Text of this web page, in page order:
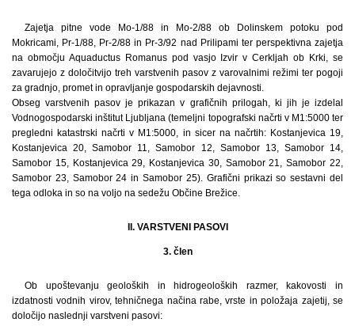
Zajetja pitne vode Mo-1/88 in Mo-2/88 ob Dolinskem potoku pod
Mokricami, Pr-1/88, Pr-2/88 in Pr-3/92 nad Prilipami ter perspektivna zajetja
na območju Aquaductus Romanus pod vasjo Izvir v Cerkljah ob Krki, se
zavarujejo z določitvijo treh varstvenih pasov z varovalnimi režimi ter pogoji
za gradnjo, promet in opravljanje gospodarskih dejavnosti.
Obseg varstvenih pasov je prikazan v grafičnih prilogah, ki jih je izdelal
Vodnogospodarski inštitut Ljubljana (temeljni topografski načrti v M1:5000 ter
pregledni katastrski načrti v M1:5000, in sicer na načrtih: Kostanjevica 19,
Kostanjevica 20, Samobor 11, Samobor 12, Samobor 13, Samobor 14,
Samobor 15, Kostanjevica 29, Kostanjevica 30, Samobor 21, Samobor 22,
Samobor 23, Samobor 24 in Samobor 25). Grafični prikazi so sestavni del
tega odloka in so na voljo na sedežu Občine Brežice.
II. VARSTVENI PASOVI
3. člen
Ob upoštevanju geoloških in hidrogeoloških razmer, kakovosti in
izdatnosti vodnih virov, tehničnega načina rabe, vrste in položaja zajetij, se
določijo naslednji varstveni pasovi: